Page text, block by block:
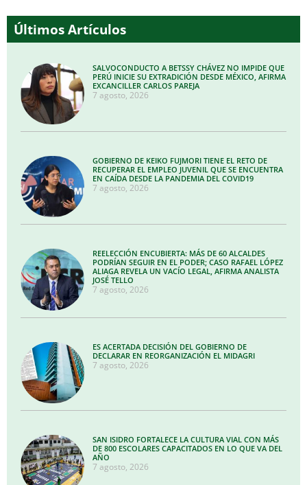
Últimos Artículos
SALVOCONDUCTO A BETSSY CHÁVEZ NO IMPIDE QUE
PERÚ INICIE SU EXTRADICIÓN DESDE MÉXICO, AFIRMA
EXCANCILLER CARLOS PAREJA
7 agosto, 2026
GOBIERNO DE KEIKO FUJMORI TIENE EL RETO DE
RECUPERAR EL EMPLEO JUVENIL QUE SE ENCUENTRA
EN CAÍDA DESDE LA PANDEMIA DEL COVID19
7 agosto, 2026
REELECCIÓN ENCUBIERTA: MÁS DE 60 ALCALDES
PODRÍAN SEGUIR EN EL PODER; CASO RAFAEL LÓPEZ
ALIAGA REVELA UN VACÍO LEGAL, AFIRMA ANALISTA
JOSÉ TELLO
7 agosto, 2026
ES ACERTADA DECISIÓN DEL GOBIERNO DE
DECLARAR EN REORGANIZACIÓN EL MIDAGRI
7 agosto, 2026
SAN ISIDRO FORTALECE LA CULTURA VIAL CON MÁS
DE 800 ESCOLARES CAPACITADOS EN LO QUE VA DEL
AÑO
7 agosto, 2026